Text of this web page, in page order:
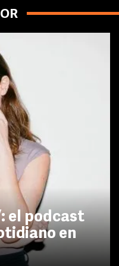
el podcast
en